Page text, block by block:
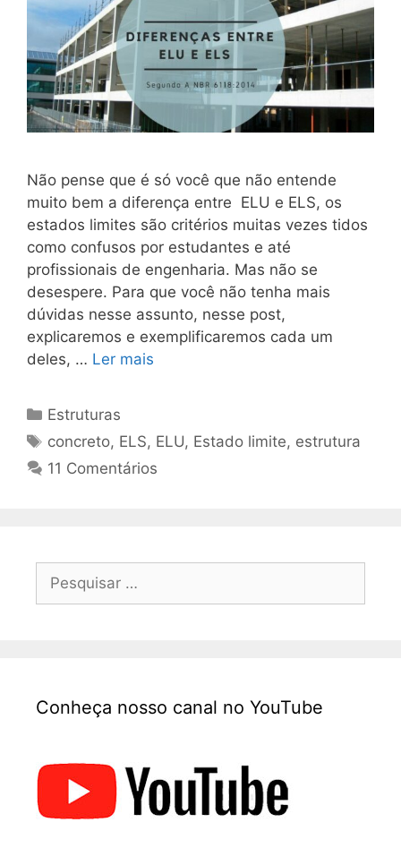
Não pense que é só você que não entende
muito bem a diferença entre ELU e ELS, os
estados limites são critérios muitas vezes tidos
como confusos por estudantes e até
profissionais de engenharia. Mas não se
desespere. Para que você não tenha mais
dúvidas nesse assunto, nesse post,
explicaremos e exemplificaremos cada um
deles, … Ler mais
Estruturas
concreto, ELS, ELU, Estado limite, estrutura
11 Comentários
Conheça nosso canal no YouTube